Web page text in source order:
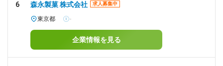
6 森永製菓 株式会社 求人募集中
東京都 -
企業情報を見る